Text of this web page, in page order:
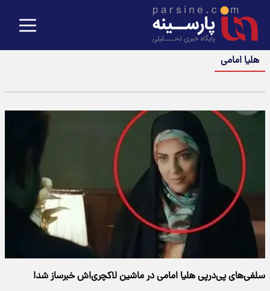
هلیا امامی
سلفی‌های پی‌درپی هلیا امامی در ماشین لاکچری‌اش خبرساز شد!